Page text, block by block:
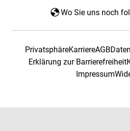
Wo Sie uns noch
PrivatsphäreKarriereAGB
Erklärung zur Barrierefreiheit
Impressum